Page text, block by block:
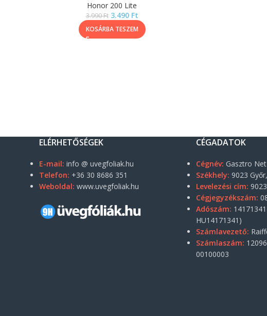
Honor 200 Lite
3.990Ft 3.490 Ft
KOSÁRBA TESZEM
ELÉRHETŐSÉGEK
E-mail: info @ uvegfoliak.hu
Telefon: +36 30 8686 351
Weboldal: www.uvegfoliak.hu
CÉGADATOK
Cégnév: Gasztro
Székhely: 9023
Levelezési cím:
Cégjegyzékszám:
Adószám:
HU14171341)
Számlavezető:
Számlaszám:
00100003